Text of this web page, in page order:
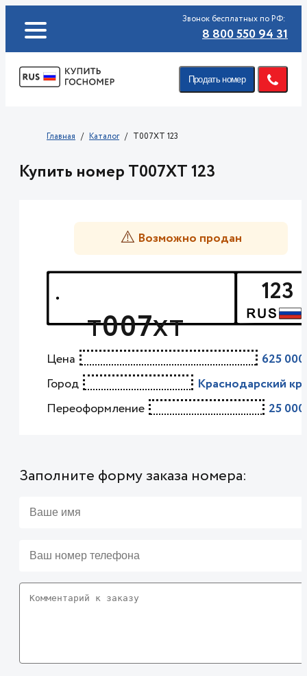
Звонок бесплатных по РФ:
8 800 550 94 31
Продать номер
Главная Каталог T007XT 123
Купить номер T007XT 123
⚠️ Возможно продан
Т007ХТ
123
Цена
625
Город
Краснодарский
Переоформление
25
Заполните форму заказа номера: